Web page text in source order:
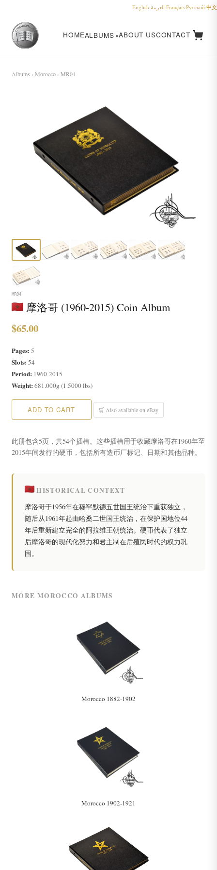
English·العربية·Français·Русский·中文
HOMEALBUMS ABOUT USCONTACT
Albums › Morocco › MR04
MR04
摩洛哥 (1960-2015) Coin Album
$65.00
Pages:5
Slots:54
Period: 1960-2015
Weight:681.000g (1.5000 lbs)
ADD TO CART 🛒 Also available on eBay
此册包含5页，共54个插槽。这些插槽用于收藏摩洛哥在1960年至
2015年间发行的硬币，包括所有造币厂标记、日期和其他品种。
HISTORICAL CONTEXT
摩洛哥于1956年在穆罕默德五世国王统治下重获独立，
随后从1961年起由哈桑二世国王统治，在保护国地位44
年后重新建立完全的阿拉维王朝统治。硬币代表了独立
后摩洛哥的现代化努力和君主制在后殖民时代的权力巩
固。
MORE MOROCCO ALBUMS
Morocco 1882-1902
Morocco 1902-1921